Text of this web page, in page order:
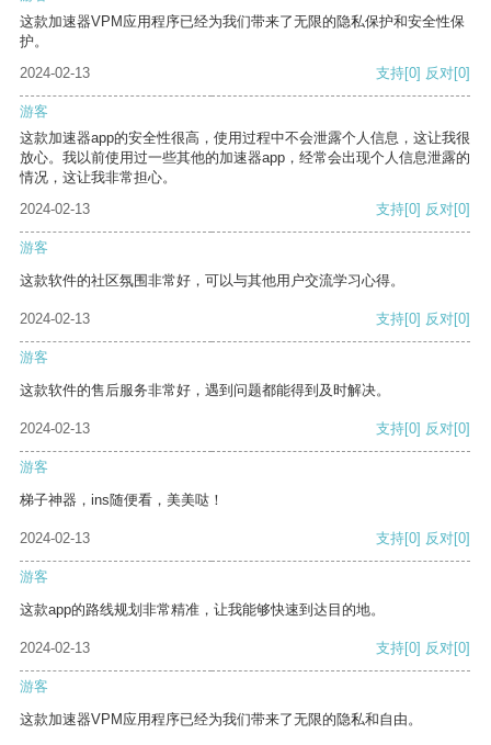
这款加速器VPM应用程序已经为我们带来了无限的隐私保护和安全性保
护。
2024-02-13
支持[0] 反对[0]
游客
这款加速器app的安全性很高，使用过程中不会泄露个人信息，这让我很
放心。我以前使用过一些其他的加速器app，经常会出现个人信息泄露的
情况，这让我非常担心。
2024-02-13
支持[0] 反对[0]
游客
这款软件的社区氛围非常好，可以与其他用户交流学习心得。
2024-02-13 支持[0] 反对[0]
游客
这款软件的售后服务非常好，遇到问题都能得到及时解决。
2024-02-13 支持[0] 反对[0]
游客
梯子神器，ins随便看，美美哒！
2024-02-13 支持[0] 反对[0]
游客
这款app的路线规划非常精准，让我能够快速到达目的地。
2024-02-13 支持[0] 反对[0]
游客
这款加速器VPM应用程序已经为我们带来了无限的隐私和自由。